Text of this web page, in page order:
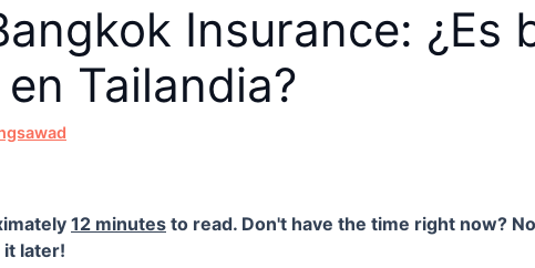
Insurance: ¿Es
Tailandia?
12 minutes to read. Don't have the time right now?
it later!